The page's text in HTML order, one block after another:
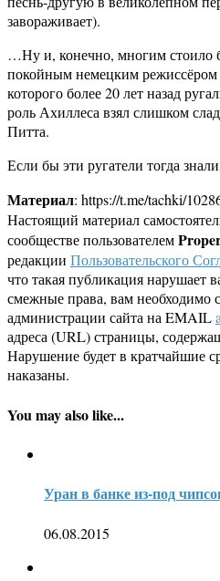
завораживает).
…Ну и, конечно, многим стоило
покойным немецким
которого более 20 лет назад
роль Ахиллеса взял слишком
Питта.
Если бы эти ругатели тогда
Материал: https://t.me/tachki/
Настоящий материал
сообществе пользователем
редакции Пользовательского
что такая публикация нарушает
смежные права, вам необходимо
администрации сайта на EMAIL
адреса (URL) страницы,
Нарушение будет в кратчайшие
наказаны.
You may also like...
Уран в банке из-под
06.08.2015